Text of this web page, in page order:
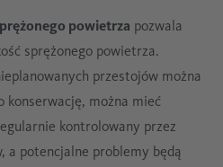
powietrza pozwala
sprężonego powietrza.
przestojów można
konserwację, można mieć
kontrolowany przez
a potencjalne problemy będą